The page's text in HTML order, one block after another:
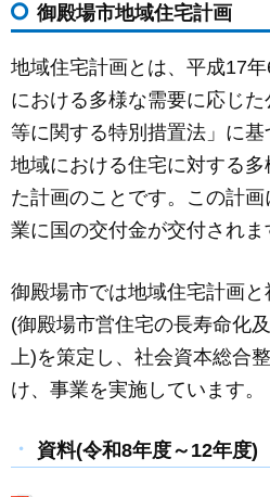
c
e
b
o
o
k
ail ss
e
n
g
er
e
御殿場市地域住宅計画
地域住宅計画とは、平成17
における多様な需要に応じ
等に関する特別措置法」に
地域における住宅に対する
た計画のことです。この計
業に国の交付金が交付されま
御殿場市では地域住宅計画
(御殿場市営住宅の長寿命化
上)を策定し、社会資本総合
け、事業を実施しています。
資料(令和8年度～12年度)